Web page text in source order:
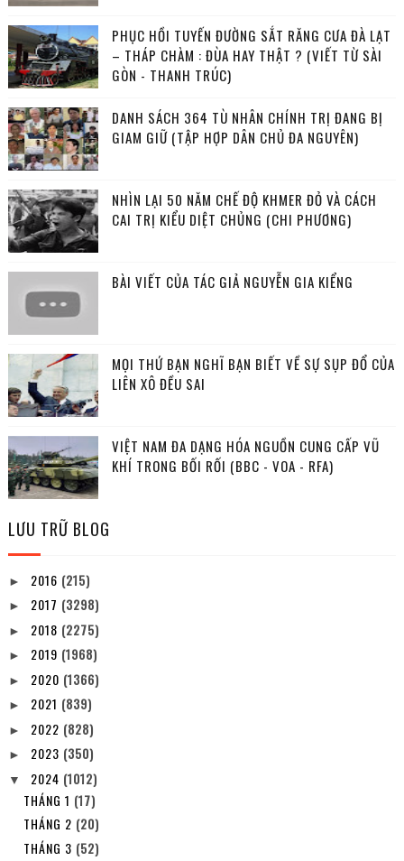
PHỤC HỒI TUYẾN ĐƯỜNG SẮT RĂNG CƯA ĐÀ LẠT
– THÁP CHÀM : ĐÙA HAY THẬT ? (VIẾT TỪ SÀI
GÒN - THANH TRÚC)
DANH SÁCH 364 TÙ NHÂN CHÍNH TRỊ ĐANG BỊ
GIAM GIỮ (TẬP HỢP DÂN CHỦ ĐA NGUYÊN)
NHÌN LẠI 50 NĂM CHẾ ĐỘ KHMER ĐỎ VÀ CÁCH
CAI TRỊ KIỂU DIỆT CHỦNG (CHI PHƯƠNG)
BÀI VIẾT CỦA TÁC GIẢ NGUYỄN GIA KIỂNG
MỌI THỨ BẠN NGHĨ BẠN BIẾT VỀ SỰ SỤP ĐỔ CỦA
LIÊN XÔ ĐỀU SAI
VIỆT NAM ĐA DẠNG HÓA NGUỒN CUNG CẤP VŨ
KHÍ TRONG BỐI RỐI (BBC - VOA - RFA)
LƯU TRỮ BLOG
► 2016 (215)
► 2017 (3298)
► 2018 (2275)
► 2019 (1968)
► 2020 (1366)
► 2021 (839)
► 2022 (828)
► 2023 (350)
▼ 2024 (1012)
THÁNG 1 (17)
THÁNG 2 (20)
THÁNG 3 (52)